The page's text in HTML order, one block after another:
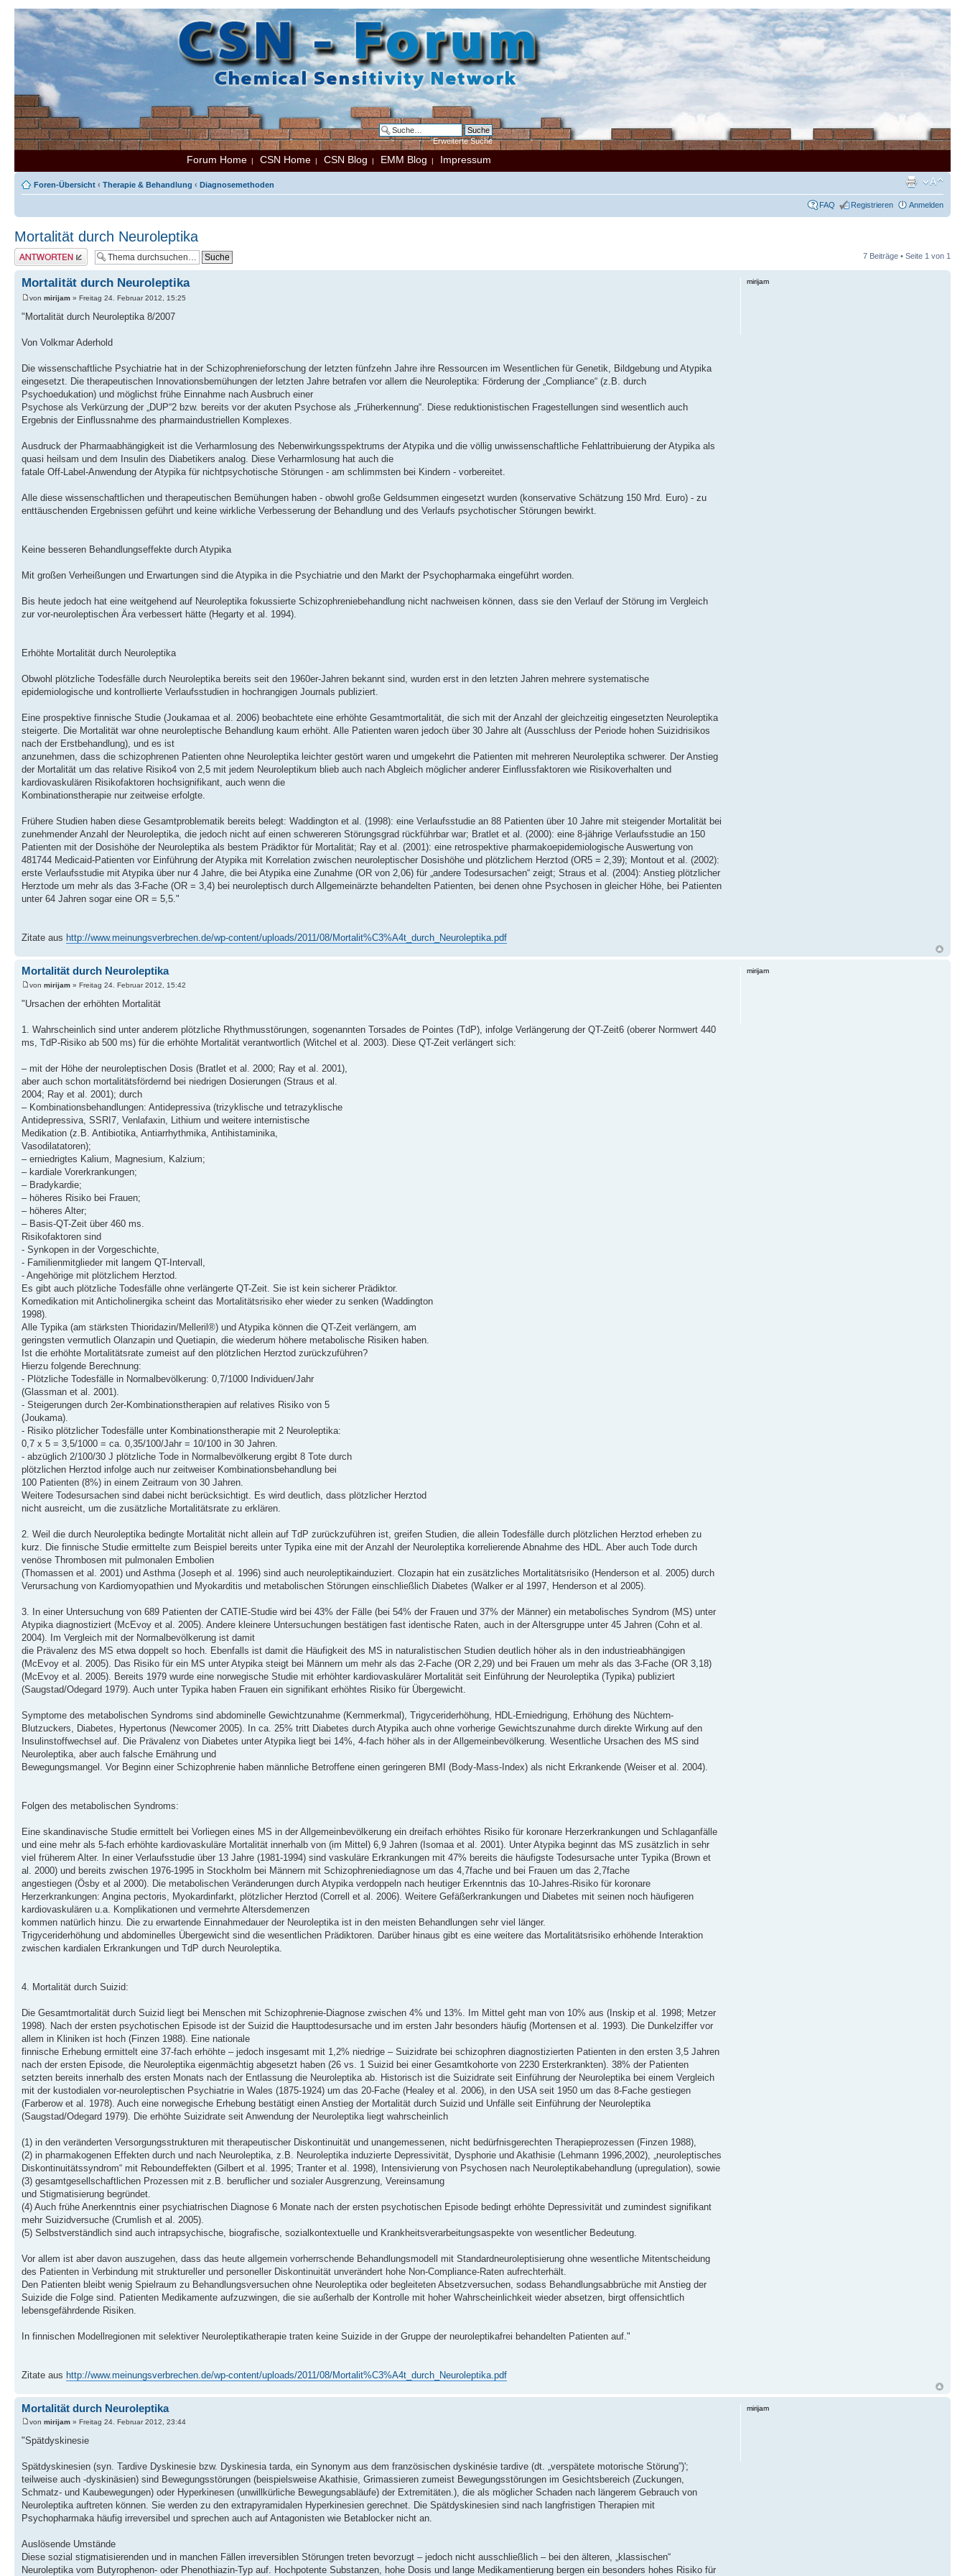
Erweiterte Suche
Forum Home | CSN Home | CSN Blog | EMM Blog | Impressum
Foren-Übersicht ‹ Therapie & Behandlung ‹ Diagnosemethoden
FAQ Registrieren Anmelden
Mortalität durch Neuroleptika
Antwort erstellen 7 Beiträge • Seite 1 von 1
Mortalität durch Neuroleptika
von mirijam » Freitag 24. Februar 2012, 15:25
"Mortalität durch Neuroleptika 8/2007
Von Volkmar Aderhold
Die wissenschaftliche Psychiatrie hat in der Schizophrenieforschung der letzten fünfzehn Jahre ihre Ressourcen im Wesentlichen für Genetik, Bildgebung und Atypika
eingesetzt. Die therapeutischen Innovationsbemühungen der letzten Jahre betrafen vor allem die Neuroleptika: Förderung der „Compliance“ (z.B. durch
Psychoedukation) und möglichst frühe Einnahme nach Ausbruch einer
Psychose als Verkürzung der „DUP“2 bzw. bereits vor der akuten Psychose als „Früherkennung“. Diese reduktionistischen Fragestellungen sind wesentlich auch
Ergebnis der Einflussnahme des pharmaindustriellen Komplexes.
Ausdruck der Pharmaabhängigkeit ist die Verharmlosung des Nebenwirkungsspektrums der Atypika und die völlig unwissenschaftliche Fehlattribuierung der Atypika als
quasi heilsam und dem Insulin des Diabetikers analog. Diese Verharmlosung hat auch die
fatale Off-Label-Anwendung der Atypika für nichtpsychotische Störungen - am schlimmsten bei Kindern - vorbereitet.
Alle diese wissenschaftlichen und therapeutischen Bemühungen haben - obwohl große Geldsummen eingesetzt wurden (konservative Schätzung 150 Mrd. Euro) - zu
enttäuschenden Ergebnissen geführt und keine wirkliche Verbesserung der Behandlung und des Verlaufs psychotischer Störungen bewirkt.
Keine besseren Behandlungseffekte durch Atypika
Mit großen Verheißungen und Erwartungen sind die Atypika in die Psychiatrie und den Markt der Psychopharmaka eingeführt worden.
Bis heute jedoch hat eine weitgehend auf Neuroleptika fokussierte Schizophreniebehandlung nicht nachweisen können, dass sie den Verlauf der Störung im Vergleich
zur vor-neuroleptischen Ära verbessert hätte (Hegarty et al. 1994).
Erhöhte Mortalität durch Neuroleptika
Obwohl plötzliche Todesfälle durch Neuroleptika bereits seit den 1960er-Jahren bekannt sind, wurden erst in den letzten Jahren mehrere systematische
epidemiologische und kontrollierte Verlaufsstudien in hochrangigen Journals publiziert.
Eine prospektive finnische Studie (Joukamaa et al. 2006) beobachtete eine erhöhte Gesamtmortalität, die sich mit der Anzahl der gleichzeitig eingesetzten Neuroleptika
steigerte. Die Mortalität war ohne neuroleptische Behandlung kaum erhöht. Alle Patienten waren jedoch über 30 Jahre alt (Ausschluss der Periode hohen Suizidrisikos
nach der Erstbehandlung), und es ist
anzunehmen, dass die schizophrenen Patienten ohne Neuroleptika leichter gestört waren und umgekehrt die Patienten mit mehreren Neuroleptika schwerer. Der Anstieg
der Mortalität um das relative Risiko4 von 2,5 mit jedem Neuroleptikum blieb auch nach Abgleich möglicher anderer Einflussfaktoren wie Risikoverhalten und
kardiovaskulären Risikofaktoren hochsignifikant, auch wenn die
Kombinationstherapie nur zeitweise erfolgte.
Frühere Studien haben diese Gesamtproblematik bereits belegt: Waddington et al. (1998): eine Verlaufsstudie an 88 Patienten über 10 Jahre mit steigender Mortalität bei
zunehmender Anzahl der Neuroleptika, die jedoch nicht auf einen schwereren Störungsgrad rückführbar war; Bratlet et al. (2000): eine 8-jährige Verlaufsstudie an 150
Patienten mit der Dosishöhe der Neuroleptika als bestem Prädiktor für Mortalität; Ray et al. (2001): eine retrospektive pharmakoepidemiologische Auswertung von
481744 Medicaid-Patienten vor Einführung der Atypika mit Korrelation zwischen neuroleptischer Dosishöhe und plötzlichem Herztod (OR5 = 2,39); Montout et al. (2002):
erste Verlaufsstudie mit Atypika über nur 4 Jahre, die bei Atypika eine Zunahme (OR von 2,06) für „andere Todesursachen“ zeigt; Straus et al. (2004): Anstieg plötzlicher
Herztode um mehr als das 3-Fache (OR = 3,4) bei neuroleptisch durch Allgemeinärzte behandelten Patienten, bei denen ohne Psychosen in gleicher Höhe, bei Patienten
unter 64 Jahren sogar eine OR = 5,5."
Zitate aus http://www.meinungsverbrechen.de/wp-content/uploads/2011/08/Mortalit%C3%A4t_durch_Neuroleptika.pdf
mirijam
Mortalität durch Neuroleptika
von mirijam » Freitag 24. Februar 2012, 15:42
"Ursachen der erhöhten Mortalität
1. Wahrscheinlich sind unter anderem plötzliche Rhythmusstörungen, sogenannten Torsades de Pointes (TdP), infolge Verlängerung der QT-Zeit6 (oberer Normwert 440
ms, TdP-Risiko ab 500 ms) für die erhöhte Mortalität verantwortlich (Witchel et al. 2003). Diese QT-Zeit verlängert sich:
– mit der Höhe der neuroleptischen Dosis (Bratlet et al. 2000; Ray et al. 2001),
aber auch schon mortalitätsfördernd bei niedrigen Dosierungen (Straus et al.
2004; Ray et al. 2001); durch
– Kombinationsbehandlungen: Antidepressiva (trizyklische und tetrazyklische
Antidepressiva, SSRI7, Venlafaxin, Lithium und weitere internistische
Medikation (z.B. Antibiotika, Antiarrhythmika, Antihistaminika,
Vasodilatatoren);
– erniedrigtes Kalium, Magnesium, Kalzium;
– kardiale Vorerkrankungen;
– Bradykardie;
– höheres Risiko bei Frauen;
– höheres Alter;
– Basis-QT-Zeit über 460 ms.
Risikofaktoren sind
- Synkopen in der Vorgeschichte,
- Familienmitglieder mit langem QT-Intervall,
- Angehörige mit plötzlichem Herztod.
Es gibt auch plötzliche Todesfälle ohne verlängerte QT-Zeit. Sie ist kein sicherer Prädiktor.
Komedikation mit Anticholinergika scheint das Mortalitätsrisiko eher wieder zu senken (Waddington
1998).
Alle Typika (am stärksten Thioridazin/Melleril®) und Atypika können die QT-Zeit verlängern, am
geringsten vermutlich Olanzapin und Quetiapin, die wiederum höhere metabolische Risiken haben.
Ist die erhöhte Mortalitätsrate zumeist auf den plötzlichen Herztod zurückzuführen?
Hierzu folgende Berechnung:
- Plötzliche Todesfälle in Normalbevölkerung: 0,7/1000 Individuen/Jahr
(Glassman et al. 2001).
- Steigerungen durch 2er-Kombinationstherapien auf relatives Risiko von 5
(Joukama).
- Risiko plötzlicher Todesfälle unter Kombinationstherapie mit 2 Neuroleptika:
0,7 x 5 = 3,5/1000 = ca. 0,35/100/Jahr = 10/100 in 30 Jahren.
- abzüglich 2/100/30 J plötzliche Tode in Normalbevölkerung ergibt 8 Tote durch
plötzlichen Herztod infolge auch nur zeitweiser Kombinationsbehandlung bei
100 Patienten (8%) in einem Zeitraum von 30 Jahren.
Weitere Todesursachen sind dabei nicht berücksichtigt. Es wird deutlich, dass plötzlicher Herztod
nicht ausreicht, um die zusätzliche Mortalitätsrate zu erklären.
2. Weil die durch Neuroleptika bedingte Mortalität nicht allein auf TdP zurückzuführen ist, greifen Studien, die allein Todesfälle durch plötzlichen Herztod erheben zu
kurz. Die finnische Studie ermittelte zum Beispiel bereits unter Typika eine mit der Anzahl der Neuroleptika korrelierende Abnahme des HDL. Aber auch Tode durch
venöse Thrombosen mit pulmonalen Embolien
(Thomassen et al. 2001) und Asthma (Joseph et al. 1996) sind auch neuroleptikainduziert. Clozapin hat ein zusätzliches Mortalitätsrisiko (Henderson et al. 2005) durch
Verursachung von Kardiomyopathien und Myokarditis und metabolischen Störungen einschließlich Diabetes (Walker er al 1997, Henderson et al 2005).
3. In einer Untersuchung von 689 Patienten der CATIE-Studie wird bei 43% der Fälle (bei 54% der Frauen und 37% der Männer) ein metabolisches Syndrom (MS) unter
Atypika diagnostiziert (McEvoy et al. 2005). Andere kleinere Untersuchungen bestätigen fast identische Raten, auch in der Altersgruppe unter 45 Jahren (Cohn et al.
2004). Im Vergleich mit der Normalbevölkerung ist damit
die Prävalenz des MS etwa doppelt so hoch. Ebenfalls ist damit die Häufigkeit des MS in naturalistischen Studien deutlich höher als in den industrieabhängigen
(McEvoy et al. 2005). Das Risiko für ein MS unter Atypika steigt bei Männern um mehr als das 2-Fache (OR 2,29) und bei Frauen um mehr als das 3-Fache (OR 3,18)
(McEvoy et al. 2005). Bereits 1979 wurde eine norwegische Studie mit erhöhter kardiovaskulärer Mortalität seit Einführung der Neuroleptika (Typika) publiziert
(Saugstad/Odegard 1979). Auch unter Typika haben Frauen ein signifikant erhöhtes Risiko für Übergewicht.
Symptome des metabolischen Syndroms sind abdominelle Gewichtzunahme (Kernmerkmal), Trigyceriderhöhung, HDL-Erniedrigung, Erhöhung des Nüchtern-
Blutzuckers, Diabetes, Hypertonus (Newcomer 2005). In ca. 25% tritt Diabetes durch Atypika auch ohne vorherige Gewichtszunahme durch direkte Wirkung auf den
Insulinstoffwechsel auf. Die Prävalenz von Diabetes unter Atypika liegt bei 14%, 4-fach höher als in der Allgemeinbevölkerung. Wesentliche Ursachen des MS sind
Neuroleptika, aber auch falsche Ernährung und
Bewegungsmangel. Vor Beginn einer Schizophrenie haben männliche Betroffene einen geringeren BMI (Body-Mass-Index) als nicht Erkrankende (Weiser et al. 2004).
Folgen des metabolischen Syndroms:
Eine skandinavische Studie ermittelt bei Vorliegen eines MS in der Allgemeinbevölkerung ein dreifach erhöhtes Risiko für koronare Herzerkrankungen und Schlaganfälle
und eine mehr als 5-fach erhöhte kardiovaskuläre Mortalität innerhalb von (im Mittel) 6,9 Jahren (Isomaa et al. 2001). Unter Atypika beginnt das MS zusätzlich in sehr
viel früherem Alter. In einer Verlaufsstudie über 13 Jahre (1981-1994) sind vaskuläre Erkrankungen mit 47% bereits die häufigste Todesursache unter Typika (Brown et
al. 2000) und bereits zwischen 1976-1995 in Stockholm bei Männern mit Schizophreniediagnose um das 4,7fache und bei Frauen um das 2,7fache
angestiegen (Ösby et al 2000). Die metabolischen Veränderungen durch Atypika verdoppeln nach heutiger Erkenntnis das 10-Jahres-Risiko für koronare
Herzerkrankungen: Angina pectoris, Myokardinfarkt, plötzlicher Herztod (Correll et al. 2006). Weitere Gefäßerkrankungen und Diabetes mit seinen noch häufigeren
kardiovaskulären u.a. Komplikationen und vermehrte Altersdemenzen
kommen natürlich hinzu. Die zu erwartende Einnahmedauer der Neuroleptika ist in den meisten Behandlungen sehr viel länger.
Trigyceriderhöhung und abdominelles Übergewicht sind die wesentlichen Prädiktoren. Darüber hinaus gibt es eine weitere das Mortalitätsrisiko erhöhende Interaktion
zwischen kardialen Erkrankungen und TdP durch Neuroleptika.
4. Mortalität durch Suizid:
Die Gesamtmortalität durch Suizid liegt bei Menschen mit Schizophrenie-Diagnose zwischen 4% und 13%. Im Mittel geht man von 10% aus (Inskip et al. 1998; Metzer
1998). Nach der ersten psychotischen Episode ist der Suizid die Haupttodesursache und im ersten Jahr besonders häufig (Mortensen et al. 1993). Die Dunkelziffer vor
allem in Kliniken ist hoch (Finzen 1988). Eine nationale
finnische Erhebung ermittelt eine 37-fach erhöhte – jedoch insgesamt mit 1,2% niedrige – Suizidrate bei schizophren diagnostizierten Patienten in den ersten 3,5 Jahren
nach der ersten Episode, die Neuroleptika eigenmächtig abgesetzt haben (26 vs. 1 Suizid bei einer Gesamtkohorte von 2230 Ersterkrankten). 38% der Patienten
setzten bereits innerhalb des ersten Monats nach der Entlassung die Neuroleptika ab. Historisch ist die Suizidrate seit Einführung der Neuroleptika bei einem Vergleich
mit der kustodialen vor-neuroleptischen Psychiatrie in Wales (1875-1924) um das 20-Fache (Healey et al. 2006), in den USA seit 1950 um das 8-Fache gestiegen
(Farberow et al. 1978). Auch eine norwegische Erhebung bestätigt einen Anstieg der Mortalität durch Suizid und Unfälle seit Einführung der Neuroleptika
(Saugstad/Odegard 1979). Die erhöhte Suizidrate seit Anwendung der Neuroleptika liegt wahrscheinlich
(1) in den veränderten Versorgungsstrukturen mit therapeutischer Diskontinuität und unangemessenen, nicht bedürfnisgerechten Therapieprozessen (Finzen 1988),
(2) in pharmakogenen Effekten durch und nach Neuroleptika, z.B. Neuroleptika induzierte Depressivität, Dysphorie und Akathisie (Lehmann 1996,2002), „neuroleptisches
Diskontinuitätssyndrom“ mit Reboundeffekten (Gilbert et al. 1995; Tranter et al. 1998), Intensivierung von Psychosen nach Neuroleptikabehandlung (upregulation), sowie
(3) gesamtgesellschaftlichen Prozessen mit z.B. beruflicher und sozialer Ausgrenzung, Vereinsamung
und Stigmatisierung begründet.
(4) Auch frühe Anerkenntnis einer psychiatrischen Diagnose 6 Monate nach der ersten psychotischen Episode bedingt erhöhte Depressivität und zumindest signifikant
mehr Suizidversuche (Crumlish et al. 2005).
(5) Selbstverständlich sind auch intrapsychische, biografische, sozialkontextuelle und Krankheitsverarbeitungsaspekte von wesentlicher Bedeutung.
Vor allem ist aber davon auszugehen, dass das heute allgemein vorherrschende Behandlungsmodell mit Standardneuroleptisierung ohne wesentliche Mitentscheidung
des Patienten in Verbindung mit struktureller und personeller Diskontinuität unverändert hohe Non-Compliance-Raten aufrechterhält.
Den Patienten bleibt wenig Spielraum zu Behandlungsversuchen ohne Neuroleptika oder begleiteten Absetzversuchen, sodass Behandlungsabbrüche mit Anstieg der
Suizide die Folge sind. Patienten Medikamente aufzuzwingen, die sie außerhalb der Kontrolle mit hoher Wahrscheinlichkeit wieder absetzen, birgt offensichtlich
lebensgefährdende Risiken.
In finnischen Modellregionen mit selektiver Neuroleptikatherapie traten keine Suizide in der Gruppe der neuroleptikafrei behandelten Patienten auf."
Zitate aus http://www.meinungsverbrechen.de/wp-content/uploads/2011/08/Mortalit%C3%A4t_durch_Neuroleptika.pdf
mirijam
Mortalität durch Neuroleptika
von mirijam » Freitag 24. Februar 2012, 23:44
"Spätdyskinesie
Spätdyskinesien (syn. Tardive Dyskinesie bzw. Dyskinesia tarda, ein Synonym aus dem französischen dyskinésie tardive (dt. „verspätete motorische Störung”)';
teilweise auch -dyskinäsien) sind Bewegungsstörungen (beispielsweise Akathisie, Grimassieren zumeist Bewegungsstörungen im Gesichtsbereich (Zuckungen,
Schmatz- und Kaubewegungen) oder Hyperkinesen (unwillkürliche Bewegungsabläufe) der Extremitäten.), die als möglicher Schaden nach längerem Gebrauch von
Neuroleptika auftreten können. Sie werden zu den extrapyramidalen Hyperkinesien gerechnet. Die Spätdyskinesien sind nach langfristigen Therapien mit
Psychopharmaka häufig irreversibel und sprechen auch auf Antagonisten wie Betablocker nicht an.
Auslösende Umstände
Diese sozial stigmatisierenden und in manchen Fällen irreversiblen Störungen treten bevorzugt – jedoch nicht ausschließlich – bei den älteren, „klassischen“
Neuroleptika vom Butyrophenon- oder Phenothiazin-Typ auf. Hochpotente Substanzen, hohe Dosis und lange Medikamentierung bergen ein besonders hohes Risiko für
mirijam